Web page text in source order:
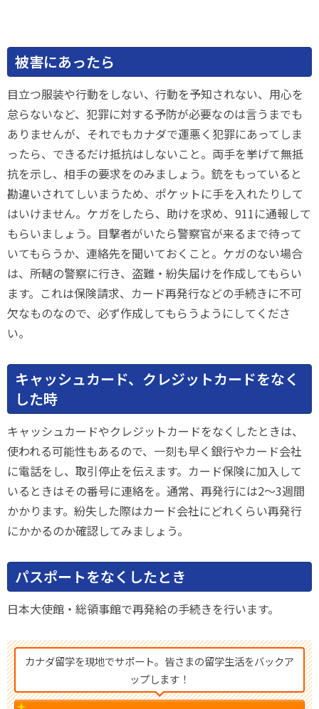
被害にあったら
目立つ服装や行動をしない、行動を予知されない、用心を
怠らないなど、犯罪に対する予防が必要なのは言うまでも
ありませんが、それでもカナダで運悪く犯罪にあってしま
ったら、できるだけ抵抗はしないこと。両手を挙げて無抵
抗を示し、相手の要求をのみましょう。銃をもっていると
勘違いされてしいまうため、ポケットに手を入れたりして
はいけません。ケガをしたら、助けを求め、911に通報して
もらいましょう。目撃者がいたら警察官が来るまで待って
いてもらうか、連絡先を聞いておくこと。ケガのない場合
は、所轄の警察に行き、盗難・紛失届けを作成してもらい
ます。これは保険請求、カード再発行などの手続きに不可
欠なものなので、必ず作成してもらうようにしてくださ
い。
キャッシュカード、クレジットカードをなく
した時
キャッシュカードやクレジットカードをなくしたときは、
使われる可能性もあるので、一刻も早く銀行やカード会社
に電話をし、取引停止を伝えます。カード保険に加入して
いるときはその番号に連絡を。通常、再発行には2～3週間
かかります。紛失した際はカード会社にどれくらい再発行
にかかるのか確認してみましょう。
パスポートをなくしたとき
日本大使館・総領事館で再発給の手続きを行います。
カナダ留学を現地でサポート。皆さまの留学生活をバックア
ップします！